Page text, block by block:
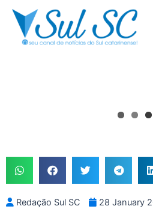
Skip
content
Redação Sul SC 28 January